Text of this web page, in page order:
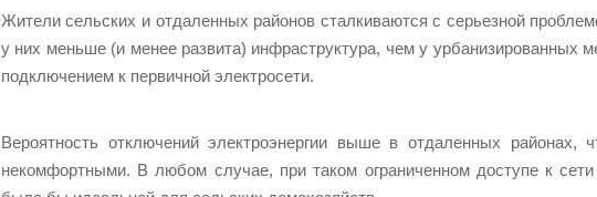
Жители сельских и отдаленных районов сталкиваются с серьезной
у них меньше (и менее развита) инфраструктура, чем у урбанизированных
подключением к первичной электросети.
Вероятность отключений электроэнергии выше в отдаленных районах,
некомфортными. В любом случае, при таком ограниченном доступе к